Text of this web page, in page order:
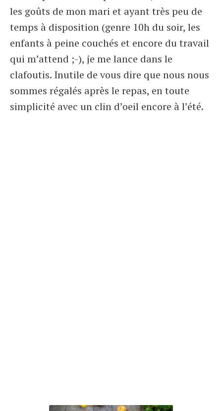
les goûts de mon mari et ayant très peu de
temps à disposition (genre 10h du soir, les
enfants à peine couchés et encore du travail
qui m’attend ;-), je me lance dans le
clafoutis. Inutile de vous dire que nous nous
sommes régalés après le repas, en toute
simplicité avec un clin d’oeil encore à l’été.